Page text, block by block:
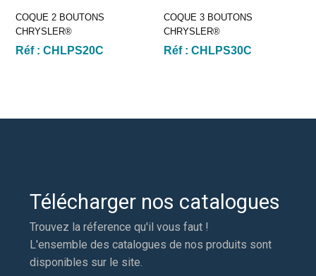
COQUE 2 BOUTONS
CHRYSLER®
Réf :CHLPS20C
COQUE 3 BOUTONS
CHRYSLER®
Réf : CHLPS30C
Télécharger nos catalogues
Trouvez la réference qu'il vous faut !
L'ensemble des catalogues de nos produits sont
disponibles sur le site.